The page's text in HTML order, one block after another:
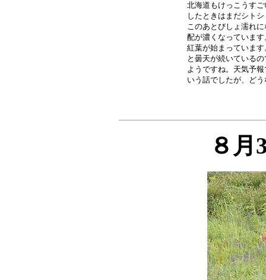
北海道もけっこうす
したときはまだシト
このあとびしょ濡れ
配が濃くなっていま
紅葉が始まっていま
と曇天が続いている
ようですね。天気予
８月